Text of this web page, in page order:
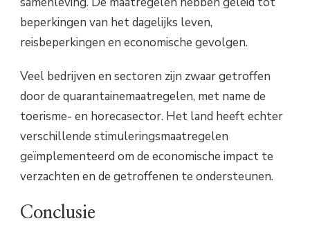
beperkingen van het dagelijks leven,
reisbeperkingen en economische gevolgen.
Veel bedrijven en sectoren zijn zwaar getroffen
door de quarantainemaatregelen, met name de
toerisme- en horecasector. Het land heeft echter
verschillende stimuleringsmaatregelen
geïmplementeerd om de economische impact te
verzachten en de getroffenen te ondersteunen.
Conclusie